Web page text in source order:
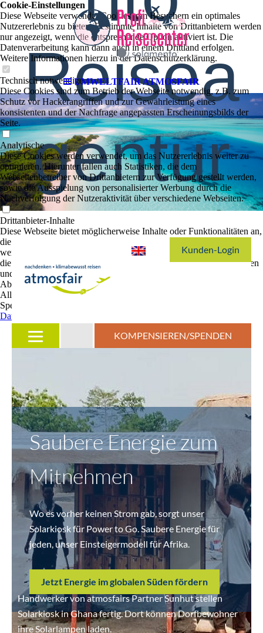
UMWELTFAIR ATMOSFAIR
Reisea
gentur
Cookie-Einstellungen
Diese Webseite verwendet Cookies, um Besuchern ein optimales
Nutzererlebnis zu bieten. Bestimmte Inhalte von Drittanbietern werden
nur angezeigt, wenn die entsprechende Option aktiviert ist. Die
Datenverarbeitung kann dann auch in einem Drittland erfolgen.
Weitere Informationen hierzu in der Datenschutzerklärung.
Technisch notwendige
Diese Cookies sind zum Betrieb der Webseite notwendig, z.B. zum
Schutz vor Hackerangriffen und zur Gewährleistung eines
konsistenten und der Nachfrage angepassten Erscheinungsbilds der
Seite.
Analytische
Diese Cookies werden verwendet, um das Nutzererlebnis weiter zu
optimieren. Hierunter fallen auch Statistiken, die dem
Webseitenbetreiber von Drittanbietern zur Verfügung gestellt werden,
sowie die Ausspielung von personalisierter Werbung durch die
Nachverfolgung der Nutzeraktivität über verschiedene Webseiten.
Drittanbieter-Inhalte
Diese Webseite bietet möglicherweise Inhalte oder Funktionalitäten an,
die von Drittanbietern eigenverantwortlich zur Verfügung gestellt
werden. Diese Drittanbieter können eigene Cookies setzen, z.B. um
die Nutzeraktivität zu verfolgen oder ihre Angebote zu personalisieren
und zu optimieren.
Ablehnen
Alle akzeptieren
Speichern
Datenschutz